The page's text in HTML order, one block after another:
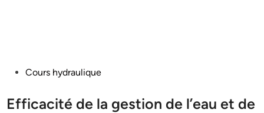
PostedCours hydraulique
Efficacité de la gestion de l’eau et de